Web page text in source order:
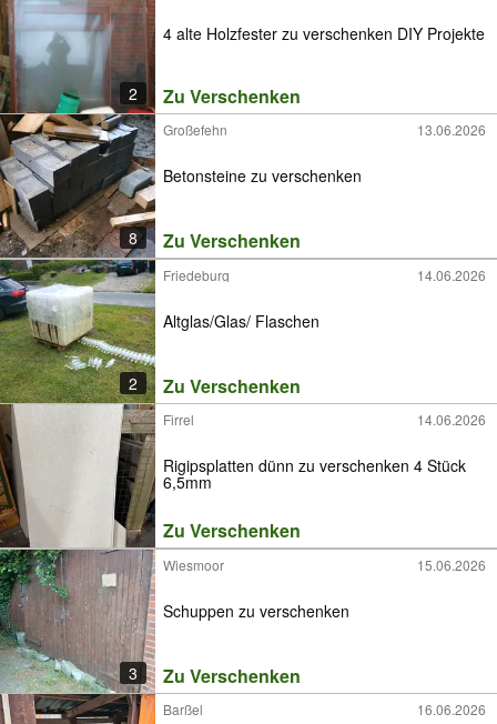
2
4 alte Holzfester zu verschenken DIY Projekte
Zu Verschenken
8
Großefehn 13.06.2026
Betonsteine zu verschenken
Zu Verschenken
2
Friedeburg 14.06.2026
Altglas/Glas/ Flaschen
Zu Verschenken
Firrel 14.06.2026
Rigipsplatten dünn zu verschenken 4 Stück
6,5mm
Zu Verschenken
3
Wiesmoor 15.06.2026
Schuppen zu verschenken
Zu Verschenken
Barßel 16.06.2026